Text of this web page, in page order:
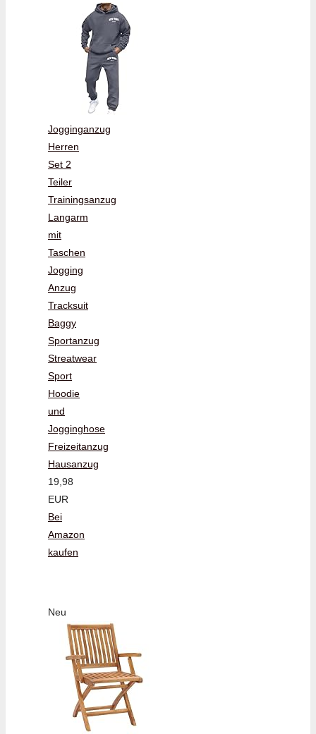
Jogginganzug
Herren
Set 2
Teiler
Trainingsanzug
Langarm
mit
Taschen
Jogging
Anzug
Tracksuit
Baggy
Sportanzug
Streatwear
Sport
Hoodie
und
Jogginghose
Freizeitanzug
Hausanzug
19,98
EUR
Bei
Amazon
kaufen
Neu